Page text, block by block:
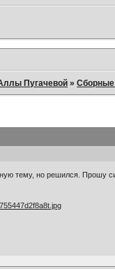
Пугачевой »Сборные
тему, но решился. Прошу